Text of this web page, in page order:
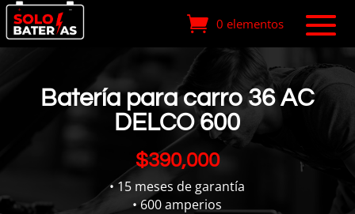
0 elementos
Batería para carro 36 AC
DELCO 600
$390,000
• 15 meses de garantía
• 600 amperios